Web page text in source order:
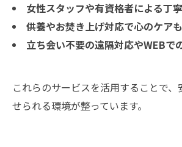
女性スタッフや有資格者による丁
供養やお焚き上げ対応で心のケア
立ち会い不要の遠隔対応やWEBで
これらのサービスを活用することで
せられる環境が整っています。